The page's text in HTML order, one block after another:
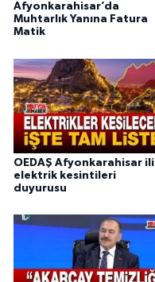
Afyonkarahisar’da
Muhtarlık Yanına Fatura
Matik
OEDAŞ Afyonkarahisar ili
elektrik kesintileri
duyurusu